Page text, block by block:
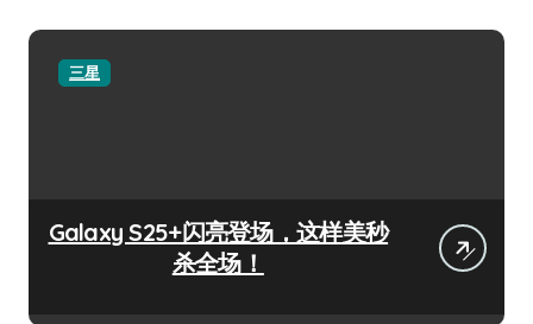
三星
Galaxy S25+闪亮登场，这样美秒
杀全场！